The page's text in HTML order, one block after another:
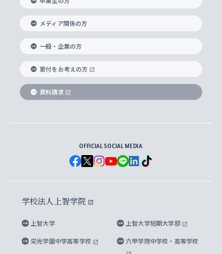
総合グローバル学部
国際教養学部
理工学部
Futures） – 持続可能な未来を考える６学科連携
データサイエンス
海外で学ぶ
神学研究科
実践宗教学研究科
総合人間科学研究科
経済学研究科
グローバル・スタディーズ研究科
助産学専攻科
生涯学習
比較文化研究所
ヨーロッパ研究所
アジア文化研究所
アメリカ・カナダ研究所
メディア・ジャーナリズム研究所
水稀少社会研究センター
先進機械・構造材料イノベーションセンター
ハラスメント防止の取り組み
障がいのある学生への支援
キャリア形成支援プログラム
就職（内定先）・進路統計
企業の採用ご担当者様へのご案内
住まいのサポート
交換留学生(海外大学から上智大学で学ぶ)
ノンディグリー生
Sophia Short-term Program受講生
学費・奨学金
学部入学前に出願する奨学金
国による高等教育の修学支援新制度
大学院生対象の奨学金
海外留学する際の費用と奨学金
上智大学の沿革
ソフィア・アーカイブズ
上智大学とカトリック
上智大学を訪れた世界の知性
国連Weeks・アフリカWeeks
ダイバーシティ＆サステナビリティへの取り組み
上智大学公式ソーシャルメディア
学校法人上智学院について
数字で見る上智大学
上智大学のネットワーク
父母・保証人とのネットワーク
学外とのネットワーク
上智大学の出版物
上智大学大学案内・大学院案内
英文広報誌 SOPHIA magazine
上智大学のビジュアル・アイデンティティ
上智大学ビジュアル・アイデンティティ
上智大学校歌 ・上智大学学生歌
上智大学への取材・キャンパスでの撮影について
上智大学の公開情報
上智大学の教育研究活動等の情報公表
キャンパス案内
メディア関係の方
一般・企業の方
寄付をお考えの方
資料請求
OFFICIAL SOCIAL MEDIA
学校法人上智学院
上智大学 上智大学短期大学部
栄光学園中学高等学校 六甲学院中学校・高等学校